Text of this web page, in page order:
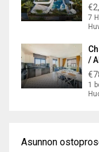
7
/
1
Asunnon